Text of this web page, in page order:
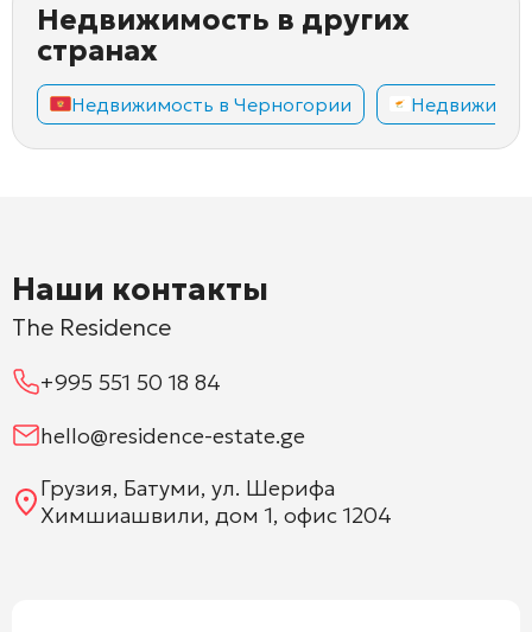
Недвижимость в других
странах
Недвижимость в Черногории
Наши контакты
The Residence
+995 551 50 18 84
hello@residence-estate.ge
Грузия, Батуми, ул. Шерифа
Химшиашвили, дом 1, офис 1204